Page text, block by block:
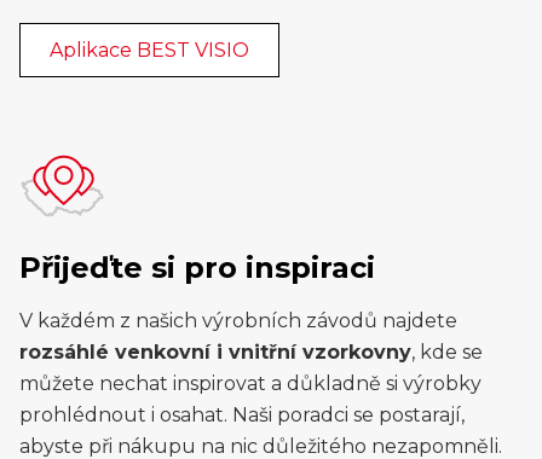
Aplikace BEST VISIO
Přijeďte si pro inspiraci
V každém z našich výrobních závodů najdete
rozsáhlé venkovní i vnitřní vzorkovny, kde se
můžete nechat inspirovat a důkladně si výrobky
prohlédnout i osahat. Naši poradci se postarají,
abyste při nákupu na nic důležitého nezapomněli.